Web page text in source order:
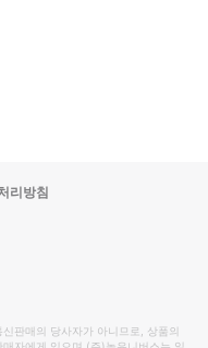
리방침
판매의 당사자가 아니므로, 상품의